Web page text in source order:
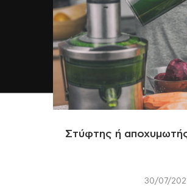
Στύφτης ή
30/07/